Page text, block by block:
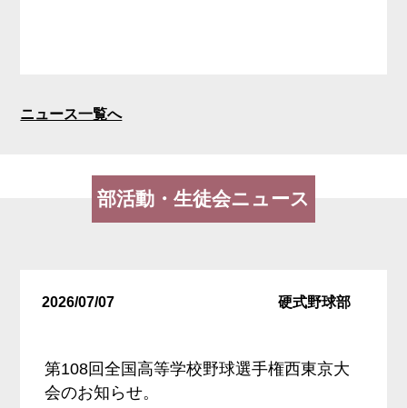
ニュース一覧へ
部活動・生徒会ニュース
2026/07/07 硬式野球部
第108回全国高等学校野球選手権西東京大
会のお知らせ。